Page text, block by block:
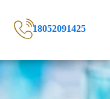
18052091425